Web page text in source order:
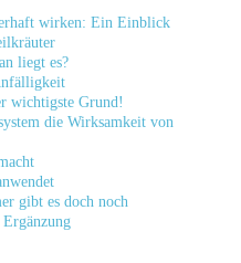
wirken: Ein Einblick
liegt es?
wichtigste Grund!
die Wirksamkeit von
gibt es doch noch